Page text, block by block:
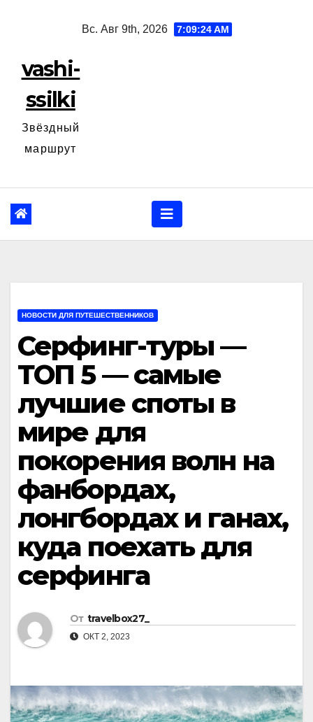
Вс. Авг 9th, 2026 7:09:26 AM
vashi-
ssilki
Звёздный
маршрут
НОВОСТИ ДЛЯ ПУТЕШЕСТВЕННИКОВ
Серфинг-туры —
ТОП 5 — самые
лучшие споты в
мире для
покорения волн на
фанбордах,
лонгбордах и ганах,
куда поехать для
серфинга
От travelbox27_
ОКТ 2, 2023